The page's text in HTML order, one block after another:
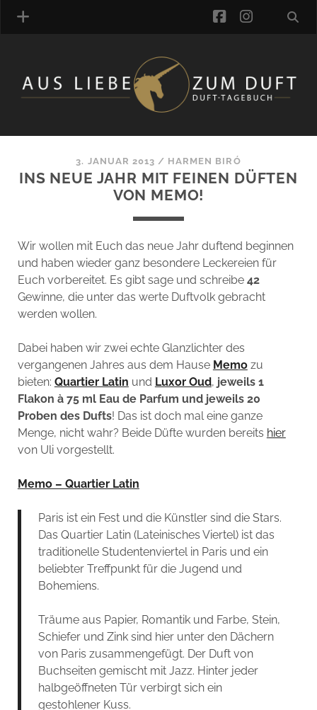
MANUFAKTUREN
DUFTNOTEN
LINK-SAMMLUNG
ARTIKEL-ARCHIV
ONLINE-SHOP
DAS ALZD-TEAM
facebook
3. JANUAR 2013 / HARMEN BIRÓ
INS NEUE JAHR MIT FEINEN DÜFTEN
VON MEMO!
Wir wollen mit Euch das neue Jahr duftend beginnen
und haben wieder ganz besondere Leckereien für
Euch vorbereitet. Es gibt sage und schreibe 42
Gewinne, die unter das werte Duftvolk gebracht
werden wollen.
Dabei haben wir zwei echte Glanzlichter des
vergangenen Jahres aus dem Hause Memozu
bieten: Quartier Latin und Luxor Oud, jeweils 1
Flakon à 75 ml Eau de Parfum und jeweils 20
Proben des Dufts! Das ist doch mal eine ganze
Menge, nicht wahr? Beide Düfte wurden bereits hier
von Uli vorgestellt.
Memo – Quartier Latin
Paris ist ein Fest und die Künstler sind die Stars.
Das Quartier Latin (Lateinisches Viertel) ist das
traditionelle Studentenviertel in Paris und ein
beliebter Treffpunkt für die Jugend und
Bohemiens.
Träume aus Papier, Romantik und Farbe, Stein,
Schiefer und Zink sind hier unter den Dächern
von Paris zusammengefügt. Der Duft von
Buchseiten gemischt mit Jazz. Hinter jeder
halbgeöffneten Tür verbirgt sich ein
gestohlener Kuss.